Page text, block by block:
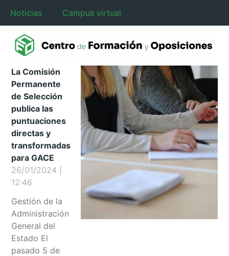
Noticias Campus virtual
La Comisión
Permanente
de Selección
publica las
puntuaciones
directas y
transformadas
para GACE
26/01/2024
12:46
Gestión de la
Administración
General del
Estado El
pasado 5 de